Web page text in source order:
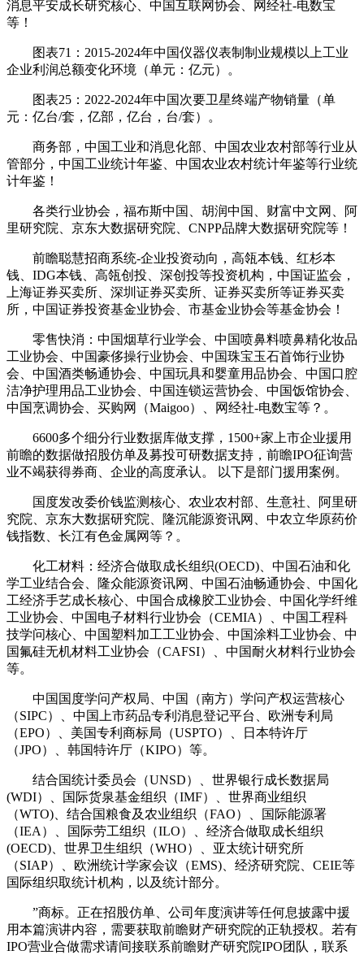
消息平安成长研究核心、中国互联网协会、网经社-电数宝
等！
图表71：2015-2024年中国仪器仪表制制业规模以上工业
企业利润总额变化环境（单元：亿元）。
图表25：2022-2024年中国次要卫星终端产物销量（单
元：亿台/套，亿部，亿台，台/套）。
商务部，中国工业和消息化部、中国农业农村部等行业从
管部分，中国工业统计年鉴、中国农业农村统计年鉴等行业统
计年鉴！
各类行业协会，福布斯中国、胡润中国、财富中文网、阿
里研究院、京东大数据研究院、CNPP品牌大数据研究院等！
前瞻聪慧招商系统-企业投资动向，高瓴本钱、红杉本
钱、IDG本钱、高瓴创投、深创投等投资机构，中国证监会，
上海证券买卖所、深圳证券买卖所、证券买卖所等证券买卖
所，中国证券投资基金业协会、市基金业协会等基金协会！
零售快消：中国烟草行业学会、中国喷鼻料喷鼻精化妆品
工业协会、中国豪侈操行业协会、中国珠宝玉石首饰行业协
会、中国酒类畅通协会、中国玩具和婴童用品协会、中国口腔
洁净护理用品工业协会、中国连锁运营协会、中国饭馆协会、
中国烹调协会、买购网（Maigoo）、网经社-电数宝等？。
6600多个细分行业数据库做支撑，1500+家上市企业援用
前瞻的数据做招股仿单及募投可研数据支持，前瞻IPO征询营
业不竭获得券商、企业的高度承认。 以下是部门援用案例。
国度发改委价钱监测核心、农业农村部、生意社、阿里研
究院、京东大数据研究院、隆沉能源资讯网、中农立华原药价
钱指数、长江有色金属网等？。
化工材料：经济合做取成长组织(OECD)、中国石油和化
学工业结合会、隆众能源资讯网、中国石油畅通协会、中国化
工经济手艺成长核心、中国合成橡胶工业协会、中国化学纤维
工业协会、中国电子材料行业协会（CEMIA）、中国工程科
技学问核心、中国塑料加工工业协会、中国涂料工业协会、中
国氟硅无机材料工业协会（CAFSI）、中国耐火材料行业协会
等。
中国国度学问产权局、中国（南方）学问产权运营核心
（SIPC）、中国上市药品专利消息登记平台、欧洲专利局
（EPO）、美国专利商标局（USPTO）、日本特许厅
（JPO）、韩国特许厅（KIPO）等。
结合国统计委员会（UNSD）、世界银行成长数据局
(WDI）、国际货泉基金组织（IMF）、世界商业组织
（WTO)、结合国粮食及农业组织（FAO）、国际能源署
（IEA）、国际劳工组织（ILO）、经济合做取成长组织
(OECD)、世界卫生组织（WHO）、亚太统计研究所
（SIAP）、欧洲统计学家会议（EMS)、经济研究院、CEIE等
国际组织取统计机构，以及统计部分。
”商标。正在招股仿单、公司年度演讲等任何息披露中援
用本篇演讲内容，需要获取前瞻财产研究院的正轨授权。若有
IPO营业合做需求请间接联系前瞻财产研究院IPO团队，联系